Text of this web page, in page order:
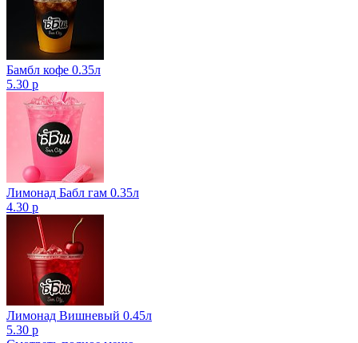
Бамбл кофе 0.35л
5.30 р
Лимонад Бабл гам 0.35л
4.30 р
Лимонад Вишневый 0.45л
5.30 р